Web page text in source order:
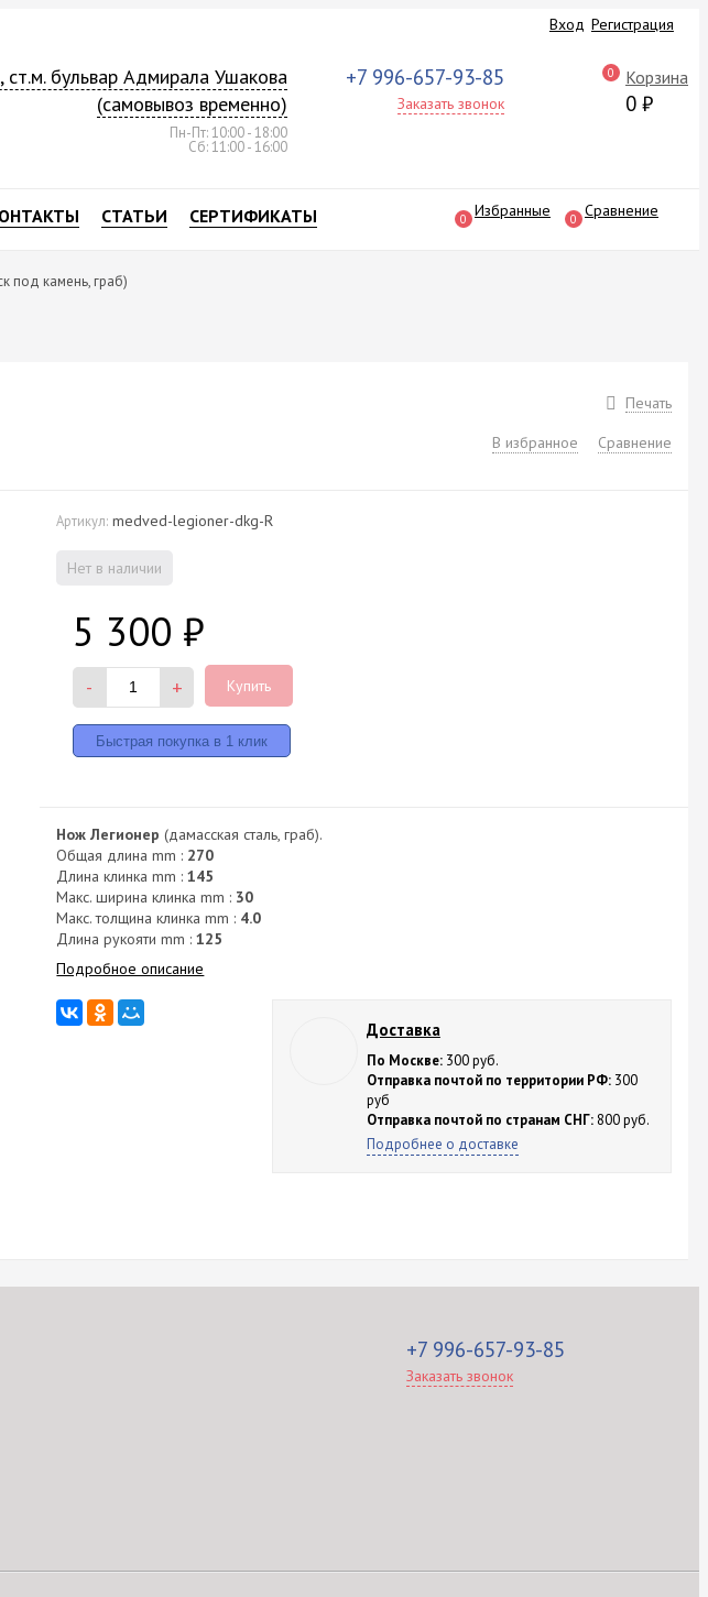
Вход Регистрация
ст.м. бульвар Адмирала Ушакова
(самовывоз временно)
Пн-Пт: 10:00 - 18:00
Сб: 11:00 - 16:00
+7 996-657-93-85
Заказать звонок
0 Корзина
0 ₽
СТАТЬИ СЕРТИФИКАТЫ 0 Избранные 0 Сравнение
под камень, граб)
Печать
В избранное Сравнение
Артикул: medved-legioner-dkg-R
Нет в наличии
5 300 ₽
- + Купить
Нож Легионер (дамасская сталь, граб).
Общая длина mm : 270
Длина клинка mm :145
Макс. ширина клинка mm : 30
Макс. толщина клинка mm : 4.0
Длина рукояти mm :125
Подробное описание
Доставка
По Москве:300 руб.
Отправка почтой по территории РФ:300
руб
Отправка почтой по странам СНГ:800 руб.
Подробнее о доставке
+7 996-657-93-85
Заказать звонок